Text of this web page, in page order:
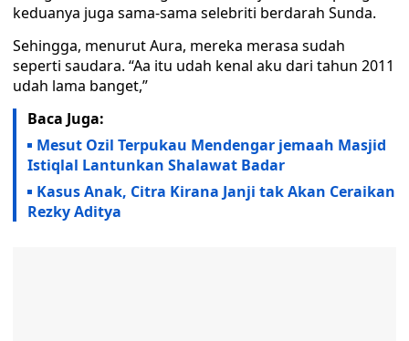
keduanya juga sama-sama selebriti berdarah Sunda.
Sehingga, menurut Aura, mereka merasa sudah
seperti saudara. “Aa itu udah kenal aku dari tahun 2011
udah lama banget,”
Baca Juga:
Mesut Ozil Terpukau Mendengar jemaah Masjid
Istiqlal Lantunkan Shalawat Badar
Kasus Anak, Citra Kirana Janji tak Akan Ceraikan
Rezky Aditya